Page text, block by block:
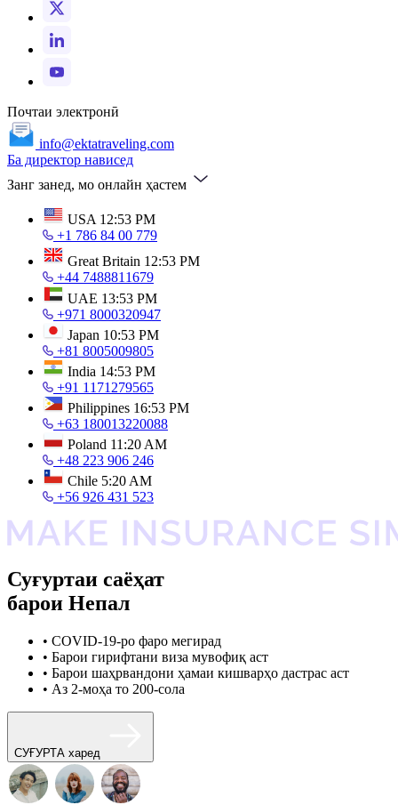
Почтаи электронӣ
info@ektatraveling.com
Ба директор нависед
Занг занед, мо онлайн ҳастем
USA 12:53 PM
+1 786 84 00 779
Great Britain 12:53 PM
+44 7488811679
UAE 13:53 PM
+971 8000320947
Japan 10:53 PM
+81 8005009805
India 14:53 PM
+91 1171279565
Philippines 16:53 PM
+63 180013220088
Poland 11:20 AM
+48 223 906 246
Chile 5:20 AM
+56 926 431 523
Суғуртаи саёҳат
барои Непал
• COVID-19-ро фаро мегирад
• Барои гирифтани виза мувофиқ аст
• Барои шаҳрвандони ҳамаи кишварҳо дастрас аст
• Аз 2-моҳа то 200-сола
СУҒУРТА харед